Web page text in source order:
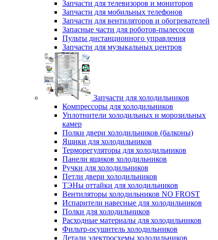
Запчасти для телевизоров и мониторов
Запчасти для мобильных телефонов
Запчасти для вентиляторов и обогревателей
Запасные части для роботов-пылесосов
Пульты дистанционного управления
Запчасти для музыкальных центров
Запчасти для холодильников
Компрессоры для холодильников
Уплотнители холодильных и морозильных
камер
Полки двери холодильников (балконы)
Ящики для холодильников
Терморегуляторы для холодильников
Панели ящиков холодильников
Ручки для холодильников
Петли двери холодильников
ТЭНы оттайки для холодильников
Вентиляторы холодильников NO FROST
Испарители навесные для холодильников
Полки для холодильников
Расходные материалы для холодильников
Фильтр-осушитель холодильников
Детали электросхемы холодильников